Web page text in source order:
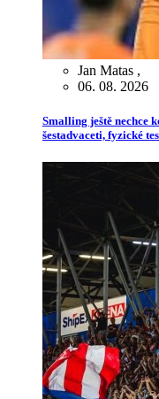
Jan Matas ,
06. 08. 2026
Smalling ještě nechce
šestadvaceti, fyzické